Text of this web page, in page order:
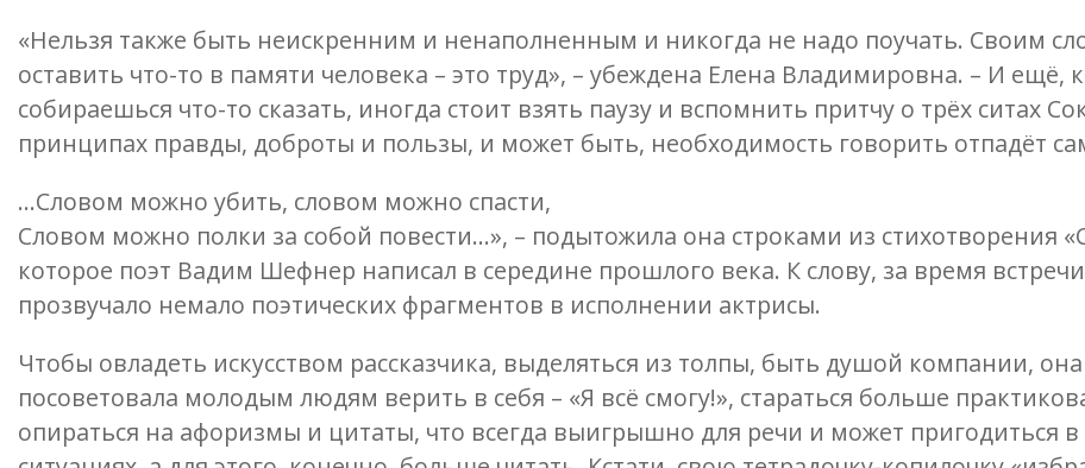
«Нельзя также быть неискренним и ненаполненным и никогда не надо поучать. Своим
оставить что-то в памяти человека – это труд», – убеждена Елена Владимировна. – И ещё,
собираешься что-то сказать, иногда стоит взять паузу и вспомнить притчу о трёх ситах
принципах правды, доброты и пользы, и может быть, необходимость говорить отпадёт
…Словом можно убить, словом можно спасти,
Словом можно полки за собой повести…», – подытожила она строками из стихотворения
которое поэт Вадим Шефнер написал в середине прошлого века. К слову, за время встречи
прозвучало немало поэтических фрагментов в исполнении актрисы.
Чтобы овладеть искусством рассказчика, выделяться из толпы, быть душой компании, она
посоветовала молодым людям верить в себя – «Я всё смогу!», стараться больше
опираться на афоризмы и цитаты, что всегда выигрышно для речи и может пригодиться